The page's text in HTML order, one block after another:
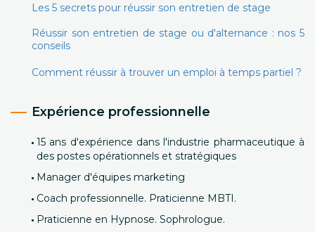
Les 5 secrets pour réussir son entretien de stage
Réussir son entretien de stage ou d'alternance : nos 5
conseils
Comment réussir à trouver un emploi à temps partiel ?
Expérience professionnelle
15 ans d'expérience dans l'industrie pharmaceutique à
des postes opérationnels et stratégiques
Manager d'équipes marketing
Coach professionnelle. Praticienne MBTI.
Praticienne en Hypnose. Sophrologue.